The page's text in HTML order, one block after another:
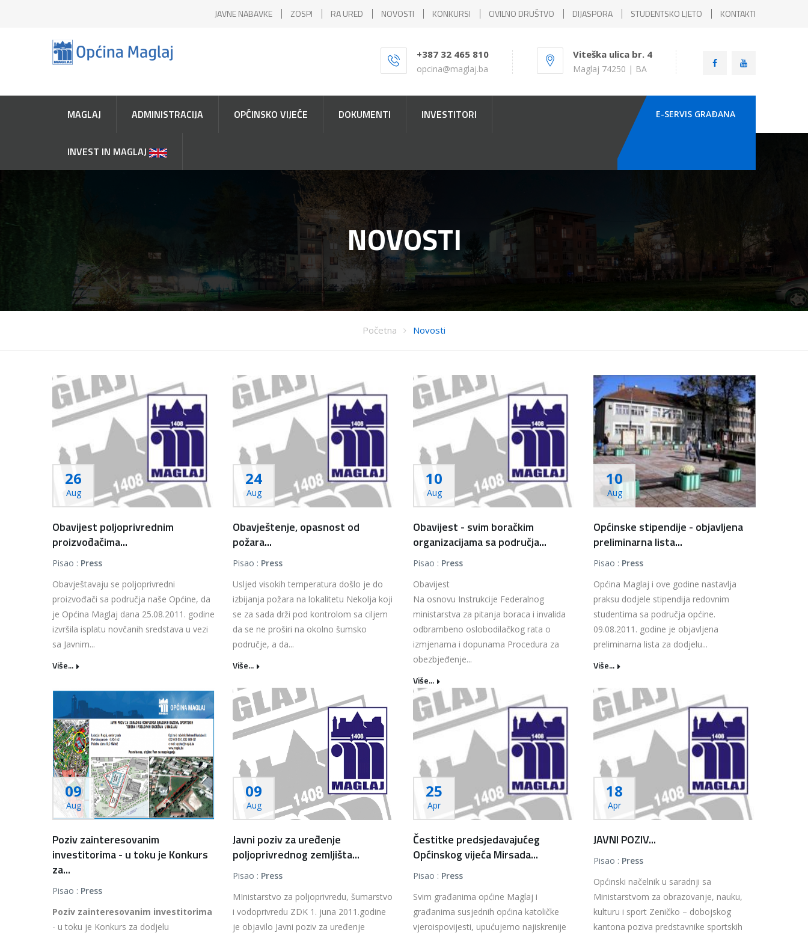
JAVNE NABAVKE ZOSPI RA URED NOVOSTI KONKURSI CIVILNO DRUŠTVO DIJASPORA STUDENTSKO LJETO KONTAKTI
+387 32 465 810
opcina@maglaj.ba
Viteška ulica br. 4
Maglaj 74250 | BA
MAGLAJ ADMINISTRACIJA OPĆINSKO VIJEĆE DOKUMENTI INVESTITORI
INVEST IN MAGLAJ
E-SERVIS GRAÐANA
NOVOSTI
Početna Novosti
26
Aug
Obavijest poljoprivrednim
proizvođačima...
Pisao : Press
Obavještavaju se poljoprivredni
proizvođači sa područja naše Općine, da
je Općina Maglaj dana 25.08.2011. godine
izvršila isplatu novčanih sredstava u vezi
sa Javnim...
Više...
24
Aug
Obavještenje, opasnost od
požara...
Pisao : Press
Usljed visokih temperatura došlo je do
izbijanja požara na lokalitetu Nekolja koji
se za sada drži pod kontrolom sa ciljem
da se ne proširi na okolno šumsko
područje, a da...
Više...
10
Aug
Obavijest - svim boračkim
organizacijama sa područja...
Pisao : Press
Obavijest
Na osnovu Instrukcije Federalnog
ministarstva za pitanja boraca i invalida
odbrambeno oslobodilačkog rata o
izmjenama i dopunama Procedura za
obezbjeđenje...
Više...
10
Aug
Općinske stipendije - objavljena
preliminarna lista...
Pisao : Press
Općina Maglaj i ove godine nastavlja
praksu dodjele stipendija redovnim
studentima sa područja općine.
09.08.2011. godine je objavljena
preliminarna lista za dodjelu...
Više...
09
Aug
Poziv zainteresovanim
investitorima - u toku je Konkurs
za...
Pisao : Press
Poziv zainteresovanim investitorima
- u toku je Konkurs za dodjelu
09
Aug
Javni poziv za uređenje
poljoprivrednog zemljišta...
Pisao : Press
MInistarstvo za poljoprivredu, šumarstvo
i vodoprivredu ZDK 1. juna 2011.godine
je objavilo Javni poziv za uređenje
25
Apr
Čestitke predsjedavajućeg
Općinskog vijeća Mirsada...
Pisao : Press
Svim građanima općine Maglaj i
građanima susjednih općina katoličke
vjeroispovijesti, upućujemo najiskrenije
18
Apr
JAVNI POZIV...
Pisao : Press
Općinski načelnik u saradnji sa
Ministarstvom za obrazovanje, nauku,
kulturu i sport Zeničko – dobojskog
kantona poziva predstavnike sportskih